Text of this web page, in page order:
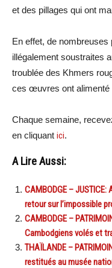
et des pillages qui ont
En effet, de
illégalement soustraites
troublée des Khmers
ces œuvres ont alimenté
Chaque semaine,
en cliquant ici.
A Lire Aussi:
CAMBODGE –
retour sur l’impossible
CAMBODGE –
Cambodgiens volés et
THAÏLANDE –
restitués au musée